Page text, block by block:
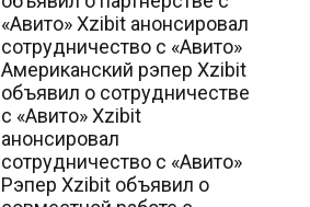
«Авито» Xzibit анонсировал
сотрудничество с «Авито»
Американский рэпер Xzibit
объявил о сотрудничестве
с «Авито» Xzibit
анонсировал
сотрудничество с «Авито»
Рэпер Xzibit объявил о